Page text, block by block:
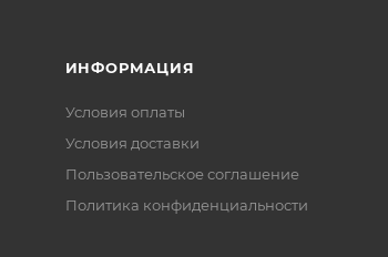
ИНФОРМАЦИЯ
Условия оплаты
Условия доставки
Пользовательское соглашение
Политика конфиденциальности